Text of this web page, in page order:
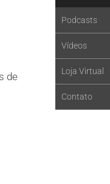
de
Podcasts
Vídeos
Loja Virtual
Contato